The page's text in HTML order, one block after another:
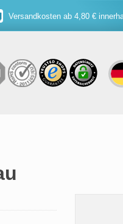
Versandkosten ab 4,80 €